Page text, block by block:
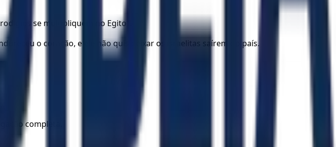
se multipliquem no Egito".
o coração, e ele não quis deixar os israelitas saírem do país.
completa.